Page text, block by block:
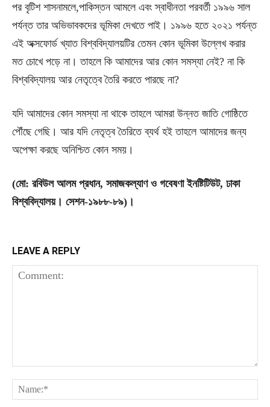
পর বৃটিশ শাসনামলে,পাকিস্তন আমলে এবং স্বাধীনতা পরবর্তী ১৯৯৬ সাল
পর্যন্ত তার অভিভাবকদের ভূমিকা দেখতে পাই। ১৯৯৬ হতে ২০২১ পর্যন্ত
এই অক্সফোর্ড খ্যাত বিশ্ববিদ্যালয়টির তেমন কোন ভূমিকা উল্লেখ করার
মত চোখে পড়ে না। তাহলে কি আমাদের আর কোন সমস্যা নেই? না কি
বিশ্ববিদ্যালয় আর নেতৃত্বে তৈরি করতে পারছে না?
যদি আমাদের কোন সমস্যা না থাকে তাহলে আমরা উন্নত জাতি গোষ্ঠিতে
পৌঁছে গেছি। আর যদি নেতৃত্ব তৈরিতে ব্যর্থ হই তাহলে আমাদের জন্য
অপেক্ষা করছে অনিশ্চিত কোন সময়।
(মো: রবিউল আলম প্রধান, সমাজকল্যাণ ও গবেষণা ইনষ্টিটিউট, ঢাকা
বিশ্ববিদ্যালয়। সেশন-১৯৮৮-৮৯)।
LEAVE A REPLY